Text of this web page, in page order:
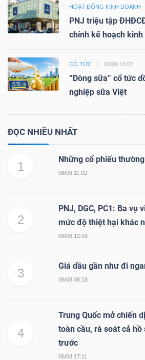
HOẠT ĐỘNG KINH DOANH
PNJ triệu tập
chỉnh kế hoạch kinh
CỔ TỨC 06/08 13:02
“Dòng sữa” cổ tức
nghiệp sữa Việt
ĐỌC NHIỀU NHẤT
1
Những cổ phiếu
06/08 11:02
2
PNJ, DGC, PC1: Ba vụ
mức độ thiệt hại khác
06/08 12:59
3
Giá dầu gần như đi
06/08 08:18
4
Trung Quốc mở chiến
toàn cầu, rà soát cả hồ
trước
06/08 17:11